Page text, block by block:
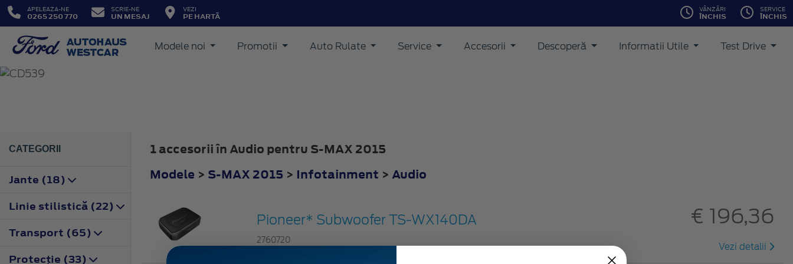
APELEAZA-NE
0265 250 770
SCRIE-NE
UN MESAJ
VEZI
PE HARTĂ
VÂNZĂRI
ÎNCHIS
SERVICE
ÎNCHIS
Modele noi Promotii Auto Rulate Service Accesorii Descoperă Informatii Utile Test Drive
S-MAX
CATEGORII
Jante (18)
Linie stilistică (22)
Transport (65)
Protecţie (33)
1 accesorii în Audio pentru S-MAX 2015
Modele > S-MAX 2015 > Infotainment > Audio
Pioneer* Subwoofer TS-WX140DA
2760720
€ 196,36
Vezi detalii